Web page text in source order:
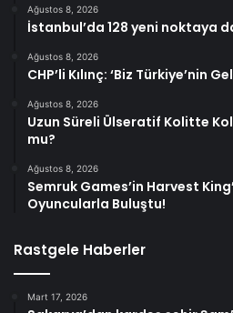
Ağustos 8, 2026
İstanbul’da 128 yeni noktaya
Ağustos 8, 2026
CHP’li Kılınç: ‘Biz Türkiye’nin
Ağustos 8, 2026
Uzun Süreli Ülseratif Kolitte
mu?
Ağustos 8, 2026
Semruk Games’in Harvest
Oyuncularla Buluştu!
Rastgele Haberler
Mart 17, 2026